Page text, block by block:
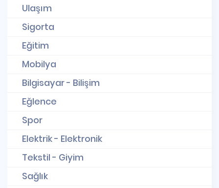
Ulaşım
Sigorta
Eğitim
Mobilya
Bilgisayar - Bilişim
Eğlence
Spor
Elektrik - Elektronik
Tekstil - Giyim
Sağlık